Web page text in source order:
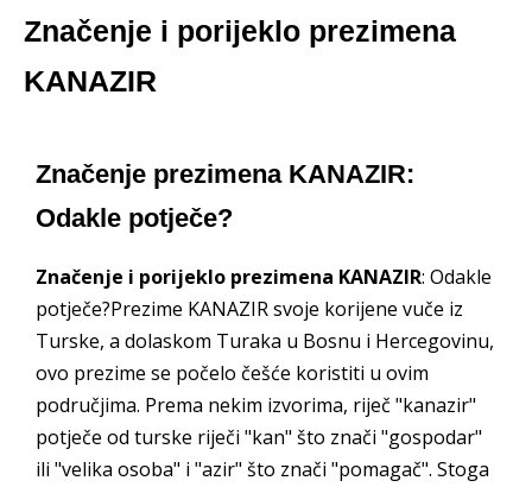
Značenje i porijeklo prezimena
KANAZIR
Značenje prezimena KANAZIR:
Odakle potječe?
Značenje i porijeklo prezimena KANAZIR: Odakle
potječe?Prezime KANAZIR svoje korijene vuče iz
Turske, a dolaskom Turaka u Bosnu i Hercegovinu,
ovo prezime se počelo češće koristiti u ovim
područjima. Prema nekim izvorima, riječ "kanazir"
potječe od turske riječi "kan" što znači "gospodar"
ili "velika osoba" i "azir" što znači "pomagač". Stoga